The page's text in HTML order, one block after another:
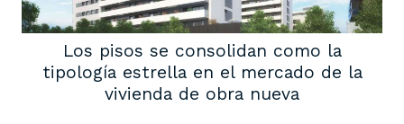
Los pisos se consolidan como la
tipología estrella en el mercado de la
vivienda de obra nueva